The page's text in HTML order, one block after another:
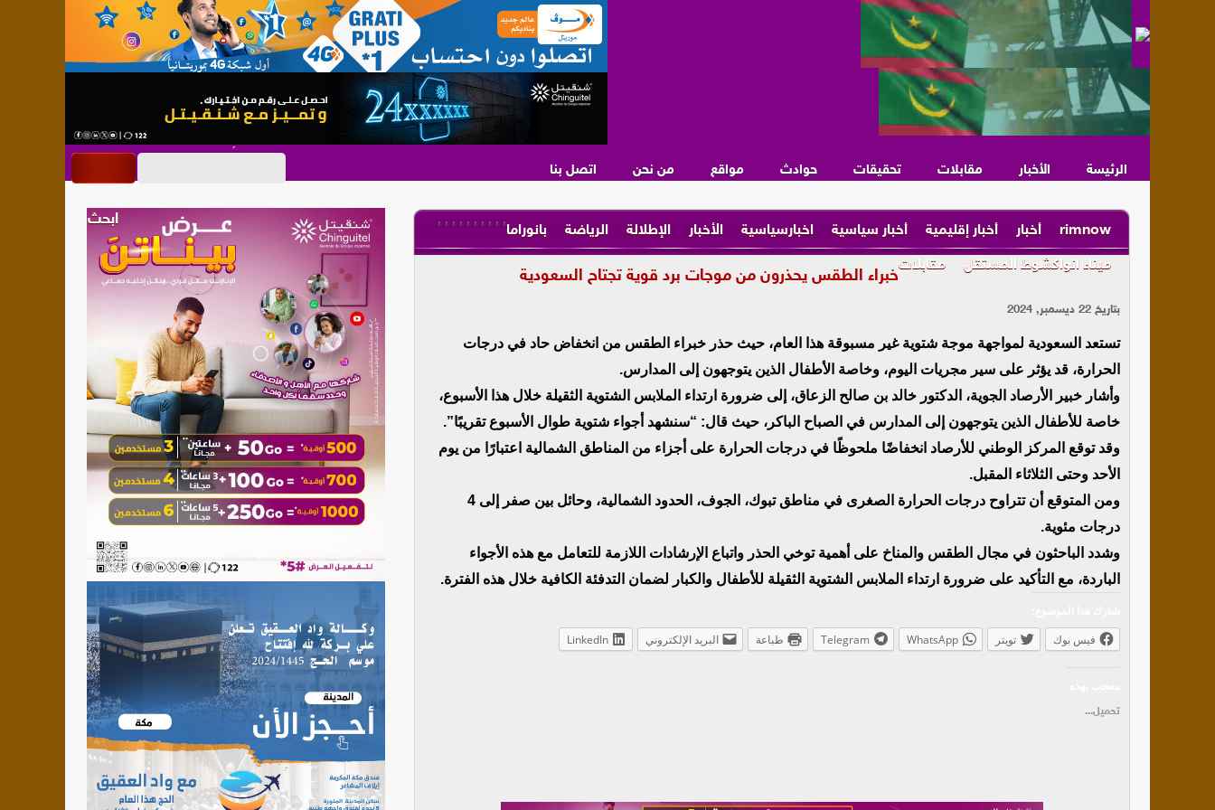
الرئيسة الأخبار مقابلات تحقيقات حوادث مواقع من نحن اتصل بنا
rimnow
,
أخبار
,
أخبار إقليمية
,
أخبار سياسية
,
اخبارسياسية
,
الأخبار
,
الإطلالة
,
الرياضة
,
بانوراما
,
مقابلات
,
ميناء انواكشوط المستقل
خبراء الطقس يحذرون من موجات برد قوية تجتاح السعودية
بتاريخ 22 ديسمبر, 2024
تستعد السعودية لمواجهة موجة شتوية غير مسبوقة هذا العام، حيث حذر خبراء الطقس من انخفاض حاد في درجات
الحرارة، قد يؤثر على سير مجريات اليوم، وخاصة الأطفال الذين يتوجهون إلى المدارس.
وأشار خبير الأرصاد الجوية، الدكتور خالد بن صالح الزعاق، إلى ضرورة ارتداء الملابس الشتوية الثقيلة خلال هذا الأسبوع،
خاصة للأطفال الذين يتوجهون إلى المدارس في الصباح الباكر، حيث قال: “سنشهد أجواء شتوية طوال الأسبوع تقريبًا”.
وقد توقع المركز الوطني للأرصاد انخفاضًا ملحوظًا في درجات الحرارة على أجزاء من المناطق الشمالية اعتبارًا من يوم
الأحد وحتى الثلاثاء المقبل.
ومن المتوقع أن تتراوح درجات الحرارة الصغرى في مناطق تبوك، الجوف، الحدود الشمالية، وحائل بين صفر إلى 4
درجات مئوية.
وشدد الباحثون في مجال الطقس والمناخ على أهمية توخي الحذر واتباع الإرشادات اللازمة للتعامل مع هذه الأجواء
الباردة، مع التأكيد على ضرورة ارتداء الملابس الشتوية الثقيلة للأطفال والكبار لضمان التدفئة الكافية خلال هذه الفترة.
فيس بوك تويتر WhatsApp
Telegram طباعة البريد الإلكتروني LinkedIn
تحميل...